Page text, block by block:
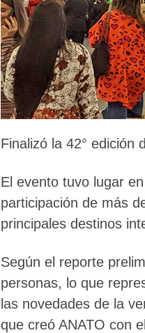
Finalizó la 42° edición
El evento tuvo lugar
participación de más
principales destinos
Según el reporte
personas, lo que
las novedades de la
que creó ANATO con